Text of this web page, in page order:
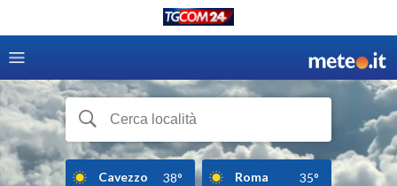
Cavezzo 38° Roma 35°